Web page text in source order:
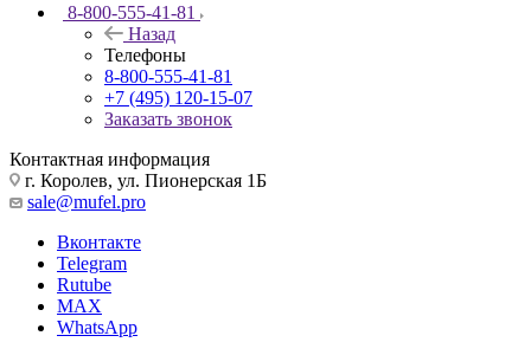
8-800-555-41-81
Назад
Телефоны
8-800-555-41-81
+7 (495) 120-15-07
Заказать звонок
Контактная информация
г. Королев, ул. Пионерская 1Б
sale@mufel.pro
Вконтакте
Telegram
Rutube
MAX
WhatsApp